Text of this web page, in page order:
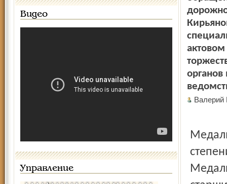
Видео
Управление
актовом
органов